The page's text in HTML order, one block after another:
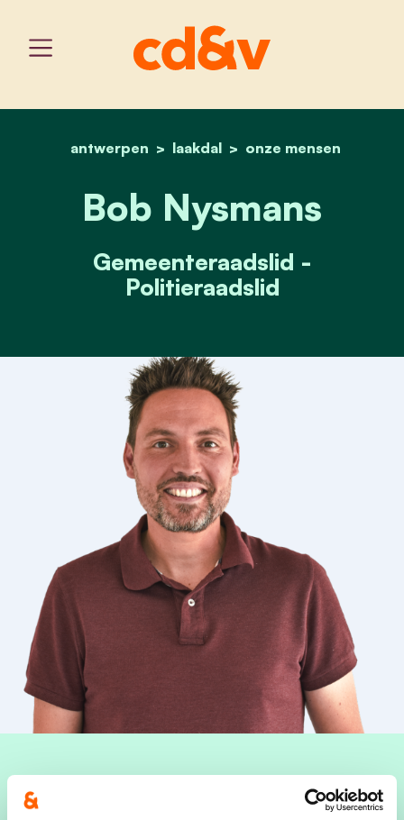
home
antwerpen laakdal onze mensen
bob nysmans
Bob Nysmans
Gemeenteraadslid -
Politieraadslid